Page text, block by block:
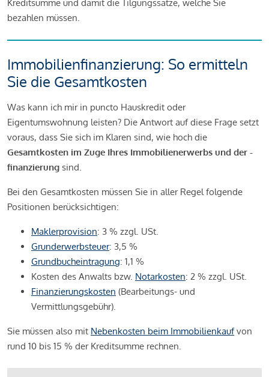
Kreditsumme und damit die Tilgungssätze, welche Sie
bezahlen müssen.
Immobilienfinanzierung: So ermitteln
Sie die Gesamtkosten
Was kann ich mir in puncto Hauskredit oder
Eigentumswohnung leisten? Die Antwort auf diese Frage setzt
voraus, dass Sie sich im Klaren sind, wie hoch die
Gesamtkosten im Zuge Ihres Immobilienerwerbs und der -
finanzierung sind.
Bei den Gesamtkosten müssen Sie in aller Regel folgende
Positionen berücksichtigen:
Maklerprovision: 3 % zzgl. USt.
Grunderwerbsteuer: 3,5 %
Grundbucheintragung: 1,1 %
Kosten des Anwalts bzw. Notarkosten: 2 % zzgl. USt.
Finanzierungskosten (Bearbeitungs- und
Vermittlungsgebühr).
Sie müssen also mit Nebenkosten beim Immobilienkaufvon
rund 10 bis 15 % der Kreditsumme rechnen.